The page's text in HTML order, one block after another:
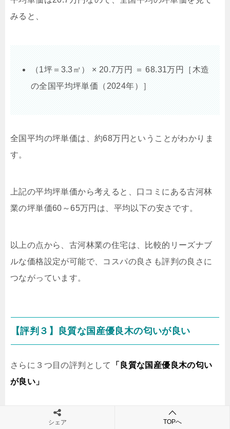
みると、
（1坪＝3.3㎡） × 20.7万円 ＝ 68.31万円［木造
の全国平均坪単価（2024年）］
全国平均の坪単価は、約68万円ということがわかりま
す。
上記の平均坪単価から考えると、口コミにある古河林
業の坪単価60～65万円は、平均以下の安さです。
以上の点から、古河林業の住宅は、比較的リーズナブ
ルな価格設定が可能で、コスパの良さも評判の良さに
つながっています。
【評判３】良質な国産優良木の匂いが良い
さらに３つ目の評判として
「良質な国産優良木の匂い
が良い」
「こちらで建築中、もうすぐ完成です。打ち合わ
シェア TOPへ